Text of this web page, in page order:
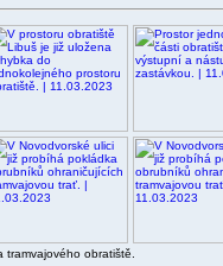
tramvajového obratiště.